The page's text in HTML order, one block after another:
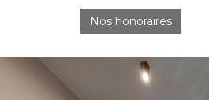
Nos honoraires